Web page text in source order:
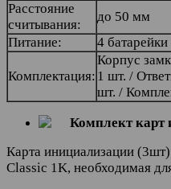
Расстояние
считывания:
до 50 мм
Питание:
4
Комплектация:
Корпус
1 шт. /
шт. /
Комплект карт
Карта инициализации
Classic 1K, необходимая